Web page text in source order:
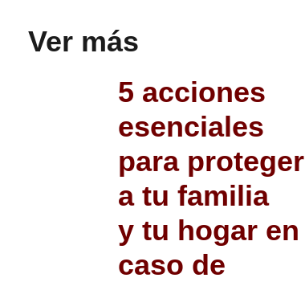
Ver más
5 acciones
esenciales
para proteger
a tu familia
y tu hogar en
caso de